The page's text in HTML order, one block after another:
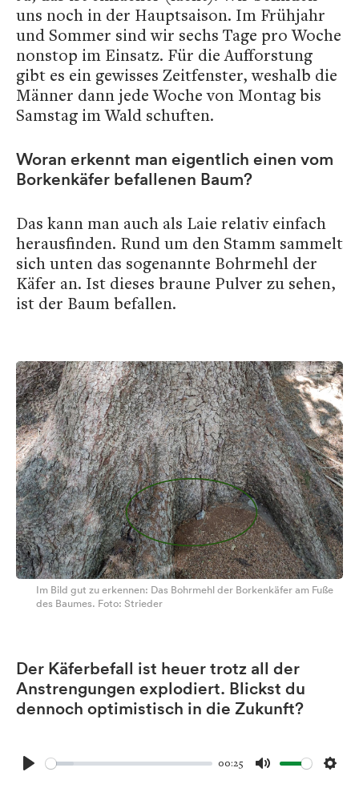
uns noch in der Hauptsaison. Im Frühjahr
und Sommer sind wir sechs Tage pro Woche
nonstop im Einsatz. Für die Aufforstung
gibt es ein gewisses Zeitfenster, weshalb die
Männer dann jede Woche von Montag bis
Samstag im Wald schuften.
Woran erkennt man eigentlich einen vom
Borkenkäfer befallenen Baum?
Das kann man auch als Laie relativ einfach
herausfinden. Rund um den Stamm sammelt
sich unten das sogenannte Bohrmehl der
Käfer an. Ist dieses braune Pulver zu sehen,
ist der Baum befallen.
Im Bild gut zu erkennen: Das Bohrmehl der Borkenkäfer am Fuße
des Baumes. Foto: Strieder
Der Käferbefall ist heuer trotz all der
Anstrengungen explodiert. Blickst du
dennoch optimistisch in die Zukunft?
00:25